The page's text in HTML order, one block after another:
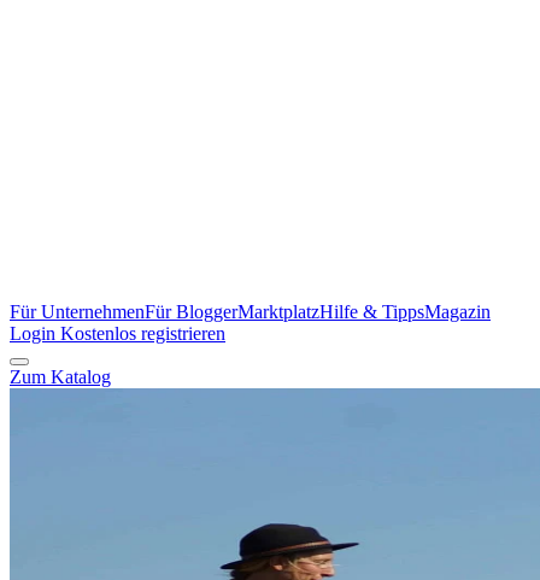
Für UnternehmenFür BloggerMarktplatzHilfe & TippsMagazin
Login Kostenlos registrieren
Zum Katalog